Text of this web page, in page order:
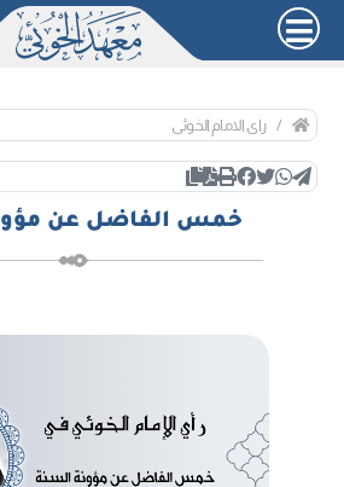
رای الامام الخوئی
خمس الفاضل عن